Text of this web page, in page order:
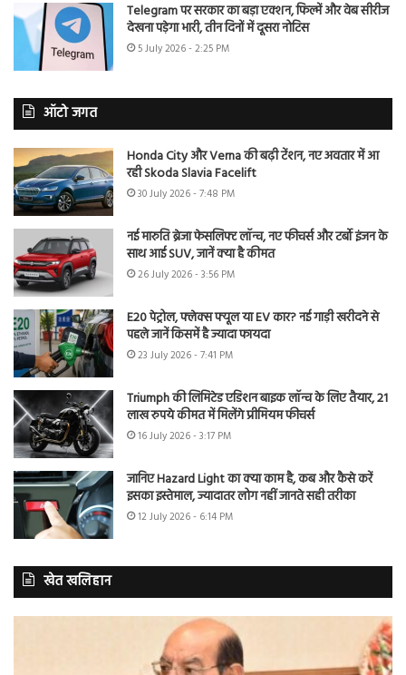
Telegram पर सरकार का बड़ा एक्शन, फिल्में और वेब सीरीज
देखना पड़ेगा भारी, तीन दिनों में दूसरा नोटिस
5 July 2026 - 2:25 PM
ऑटो जगत
Honda City और Verna की बढ़ी टेंशन, नए अवतार में आ
रही Skoda Slavia Facelift
30 July 2026 - 7:48 PM
नई मारुति ब्रेजा फेसलिफ्ट लॉन्च, नए फीचर्स और टर्बो इंजन के
साथ आई SUV, जानें क्या है कीमत
26 July 2026 - 3:56 PM
E20 पेट्रोल, फ्लेक्स फ्यूल या EV कार? नई गाड़ी खरीदने से
पहले जानें किसमें है ज्यादा फायदा
23 July 2026 - 7:41 PM
Triumph की लिमिटेड एडिशन बाइक लॉन्च के लिए तैयार, 21
लाख रुपये कीमत में मिलेंगे प्रीमियम फीचर्स
16 July 2026 - 3:17 PM
जानिए Hazard Light का क्या काम है, कब और कैसे करें
इसका इस्तेमाल, ज्यादातर लोग नहीं जानते सही तरीका
12 July 2026 - 6:14 PM
खेत खलिहान